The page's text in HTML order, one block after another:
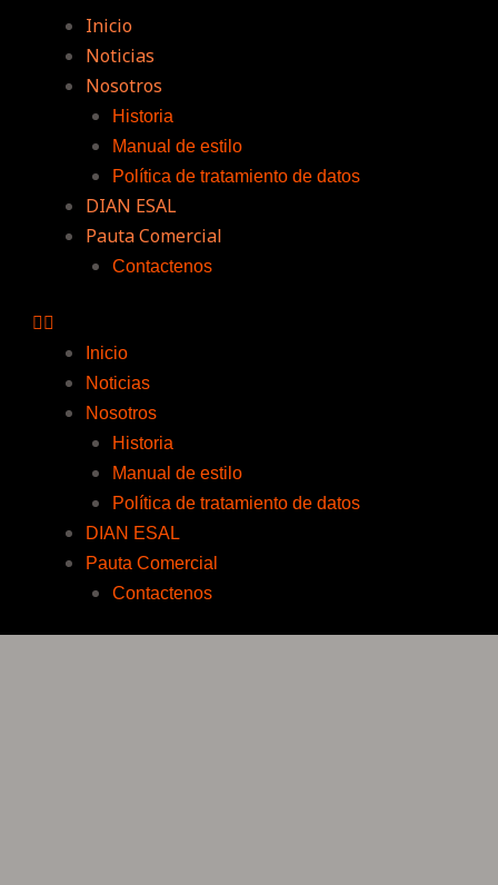
Inicio
Noticias
Nosotros
Historia
Manual de estilo
Política de tratamiento de datos
DIAN ESAL
Pauta Comercial
Contactenos
Inicio
Noticias
Nosotros
Historia
Manual de estilo
Política de tratamiento de datos
DIAN ESAL
Pauta Comercial
Contactenos